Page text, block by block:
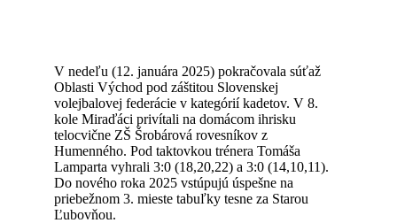
V nedeľu (12. januára 2025) pokračovala súťaž
Oblasti Východ pod záštitou Slovenskej
volejbalovej federácie v kategórií kadetov. V 8.
kole Miraďáci privítali na domácom ihrisku
telocvične ZŠ Šrobárová rovesníkov z
Humenného. Pod taktovkou trénera Tomáša
Lamparta vyhrali 3:0 (18,20,22) a 3:0 (14,10,11).
Do nového roka 2025 vstúpujú úspešne na
priebežnom 3. mieste tabuľky tesne za Starou
Ľubovňou.